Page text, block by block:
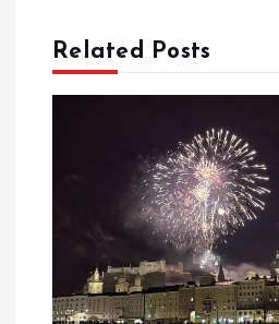
aRelated Posts